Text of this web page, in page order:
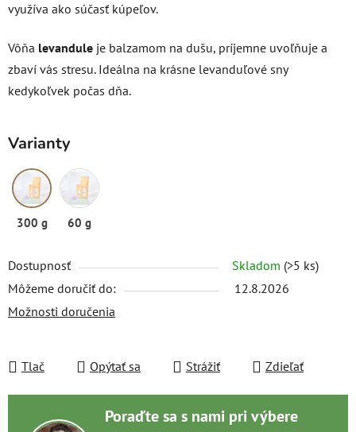
využíva ako súčasť kúpeľov.
Vôňa levandule je balzamom na dušu, príjemne uvoľňuje a
zbaví vás stresu. Ideálna na krásne levanduľové sny
kedykoľvek počas dňa.
Varianty
300 g 60 g
Dostupnosť Skladom (>5 ks)
Môžeme doručiť do:
12.8.2026
Možnosti doručenia
Tlač Opýtať sa Strážiť Zdieľať
Poraďte sa s nami pri výbere